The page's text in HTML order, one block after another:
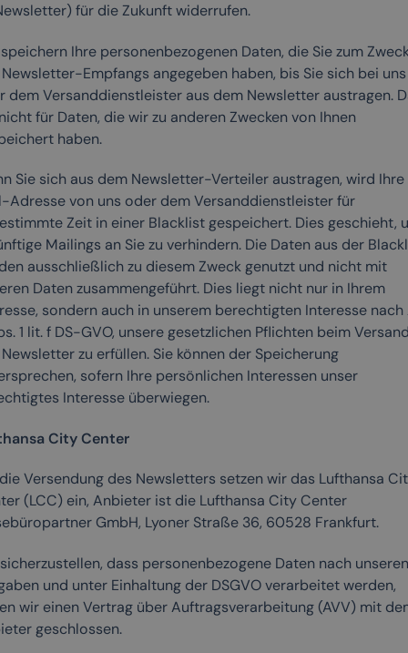
für die Zukunft widerrufen.
Ihre personenbezogenen Daten, die Sie zum
Empfangs angegeben haben, bis Sie sich bei uns
dem Versanddienstleister aus dem Newsletter austragen.
für Daten, die wir zu anderen Zwecken von Ihnen
haben.
Sie sich aus dem Newsletter-Verteiler austragen, wird
Adresse von uns oder dem Versanddienstleister für
Zeit in einer Blacklist gespeichert. Dies geschieht,
Mailings an Sie zu verhindern. Die Daten aus der
ausschließlich zu diesem Zweck genutzt und nicht mit
Daten zusammengeführt. Dies liegt nicht nur in Ihrem
sondern auch in unserem berechtigten Interesse nach
1 lit. f DS-GVO, unsere gesetzlichen Pflichten beim
zu erfüllen. Sie können der Speicherung
sofern Ihre persönlichen Interessen unser
Interesse überwiegen.
City Center
Versendung des Newsletters setzen wir das Lufthansa
(LCC) ein, Anbieter ist die Lufthansa City Center
GmbH, Lyoner Straße 36, 60528 Frankfurt.
dass personenbezogene Daten nach unseren
und unter Einhaltung der DSGVO verarbeitet werden,
wir einen Vertrag über Auftragsverarbeitung (AVV) mit
geschlossen.